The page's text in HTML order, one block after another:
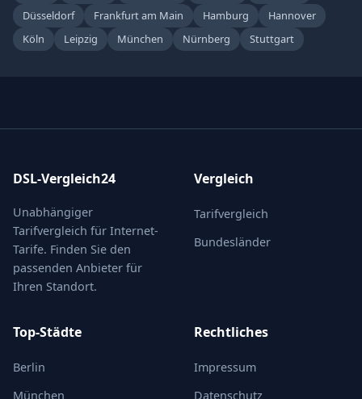
Düsseldorf
Frankfurt am Main Hamburg
Hannover
Köln
Leipzig München Nürnberg Stuttgart
DSL-Vergleich24
Unabhängiger
Tarifvergleich für Internet-
Tarife. Finden Sie den
passenden Anbieter für
Ihren Standort.
Vergleich
Tarifvergleich
Bundesländer
Top-Städte
Berlin
München
Rechtliches
Impressum
Datenschutz